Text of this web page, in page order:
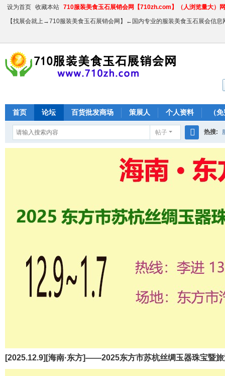
设为首页 收藏本站 710服装美食玉石展销会网【710zh.com】（人浏览量大）
【找展会就上→710服装美食玉石展销会网】←国内专业的服装美食玉石展会信息
首页 论坛 百货批发商场 策展人 个人资料 （
帖子
搜
索
热搜:
[2025.12.9][海南·东方]——2025东方市苏杭丝绸玉器珠宝暨